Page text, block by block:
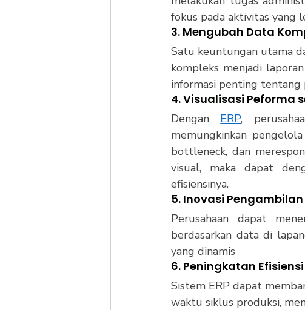
fokus pada aktivitas yang
3. Mengubah Data
Satu keuntungan utama
kompleks menjadi
informasi penting tentang
4. Visualisasi Peforma
Dengan ERP,
memungkinkan
bottleneck, dan
visual, maka dapat
efisiensinya.
5. Inovasi
Perusahaan dapat
berdasarkan data di
yang dinamis
6. Peningkatan
Sistem ERP dapat
waktu siklus produksi,